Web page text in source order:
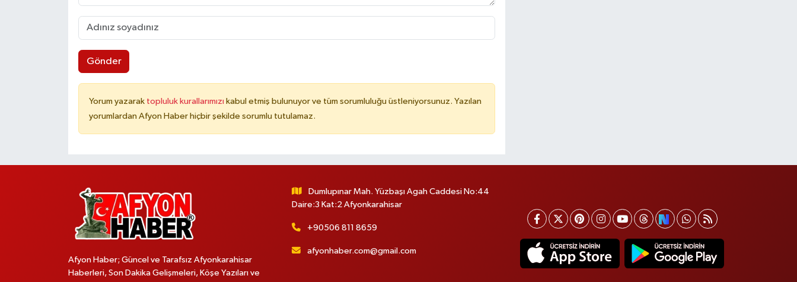
Gönder
Yorum yazarak topluluk kurallarımızı kabul etmiş bulunuyor ve tüm sorumluluğu üstleniyorsunuz. Yazılan
yorumlardan Afyon Haber hiçbir şekilde sorumlu tutulamaz.
Afyon Haber; Güncel ve Tarafsız Afyonkarahisar
Haberleri, Son Dakika Gelişmeleri, Köşe Yazıları ve
Dumlupınar Mah. Yüzbaşı Agah Caddesi No:44
Daire:3 Kat:2 Afyonkarahisar
+90506 811 8659
afyonhaber.com@gmail.com